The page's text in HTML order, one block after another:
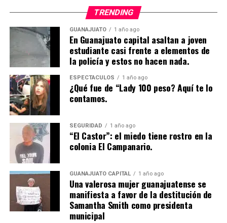
TRENDING
GUANAJUATO 1 año ago
En Guanajuato capital asaltan a joven
estudiante casi frente a elementos de
la policía y estos no hacen nada.
ESPECTÁCULOS 1 año ago
¿Qué fue de “Lady 100 peso? Aquí te lo
contamos.
SEGURIDAD 1 año ago
“El Castor”: el miedo tiene rostro en la
colonia El Campanario.
GUANAJUATO CAPITAL 1 año ago
Una valerosa mujer guanajuatense se
manifiesta a favor de la destitución de
Samantha Smith como presidenta
municipal